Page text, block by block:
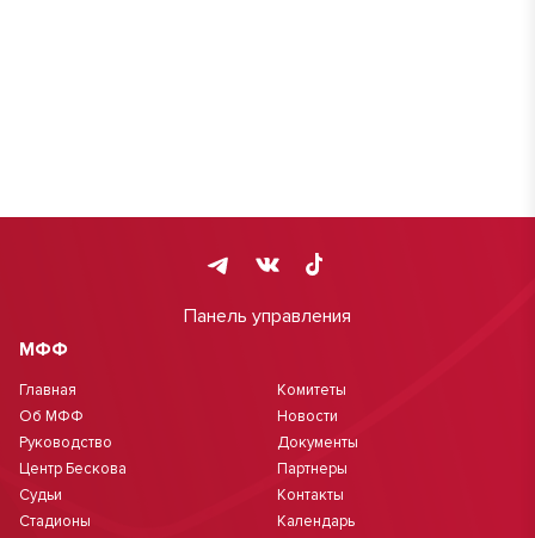
Панель управления
МФФ
Главная
Об МФФ
Руководство
Центр Бескова
Судьи
Стадионы
Комитеты
Новости
Документы
Партнеры
Контакты
Календарь